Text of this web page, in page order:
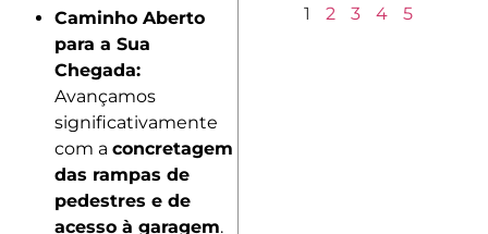
Caminho Aberto
para a Sua
Chegada:
Avançamos
significativamente
com a concretagem
das rampas de
pedestres e de
acesso à garagem.
1 2 3 4 5